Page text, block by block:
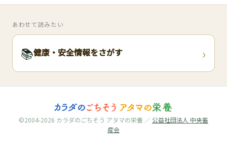
あわせて読みたい
📚健康・安全情報をさがす ›
©2004-2026 カラダのごちそう アタマの栄養 ／公益社団法人 中央畜
産会